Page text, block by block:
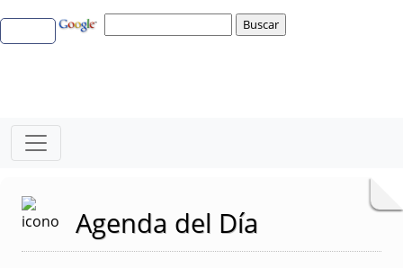
Agenda del Día